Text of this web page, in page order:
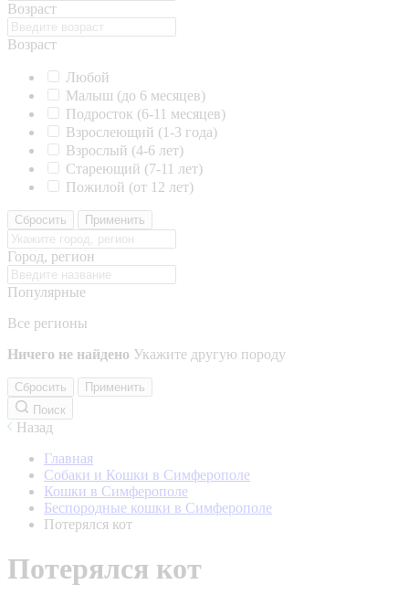
Возраст
Возраст
Любой
Малыш (до 6 месяцев)
Подросток (6-11 месяцев)
Взрослеющий (1-3 года)
Взрослый (4-6 лет)
Стареющий (7-11 лет)
Пожилой (от 12 лет)
Сбросить Применить
Город, регион
Популярные
Все регионы
Ничего не найдено Укажите другую породу
Сбросить
Применить
Поиск
Назад
Главная
Собаки и Кошки в Симферополе
Кошки в Симферополе
Беспородные кошки в Симферополе
Потерялся кот
Потерялся кот